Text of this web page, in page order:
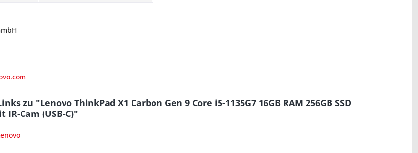
zu "Lenovo ThinkPad X1 Carbon Gen 9 Core i5-1135G7 16GB RAM 256GB SSD
IR-Cam (USB-C)"